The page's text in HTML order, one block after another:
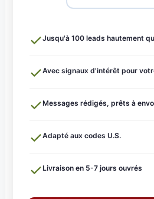
Jusqu'à 100 leads hautement
Avec signaux d'intérêt pour
Messages rédigés, prêts à
Adapté aux codes U.S.
Livraison en 5-7 jours ouvrés